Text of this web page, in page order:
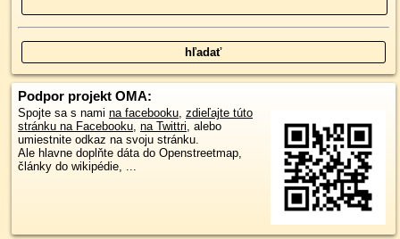
Podpor projekt OMA:
Spojte sa s nami na facebooku, zdieľajte túto
stránku na Facebooku, na Twittri, alebo
umiestnite odkaz na svoju stránku.
Ale hlavne doplňte dáta do Openstreetmap,
články do wikipédie, ...